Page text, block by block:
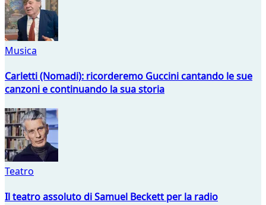
Musica
Carletti (Nomadi): ricorderemo Guccini cantando le sue
canzoni e continuando la sua storia
Teatro
Il teatro assoluto di Samuel Beckett per la radio